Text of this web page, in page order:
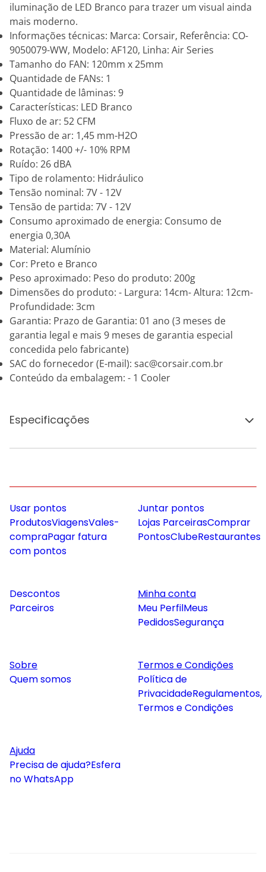
iluminação de LED Branco para trazer um visual ainda
mais moderno.
Informações técnicas: Marca: Corsair, Referência: CO-
9050079-WW, Modelo: AF120, Linha: Air Series
Tamanho do FAN: 120mm x 25mm
Quantidade de FANs: 1
Quantidade de lâminas: 9
Características: LED Branco
Fluxo de ar: 52 CFM
Pressão de ar: 1,45 mm-H2O
Rotação: 1400 +/- 10% RPM
Ruído: 26 dBA
Tipo de rolamento: Hidráulico
Tensão nominal: 7V - 12V
Tensão de partida: 7V - 12V
Consumo aproximado de energia: Consumo de
energia 0,30A
Material: Alumínio
Cor: Preto e Branco
Peso aproximado: Peso do produto: 200g
Dimensões do produto: - Largura: 14cm- Altura: 12cm-
Profundidade: 3cm
Garantia: Prazo de Garantia: 01 ano (3 meses de
garantia legal e mais 9 meses de garantia especial
concedida pelo fabricante)
SAC do fornecedor (E-mail): sac@corsair.com.br
Conteúdo da embalagem: - 1 Cooler
Especificações
Usar pontos
ProdutosViagensVales-
compraPagar fatura
com pontos
Juntar pontos
Lojas ParceirasComprar
PontosClubeRestaurantes
Descontos
Parceiros
Minha conta
Meu PerfilMeus
PedidosSegurança
Sobre
Quem somos
Termos e Condições
Política de
PrivacidadeRegulamentos,
Termos e Condições
Ajuda
Precisa de ajuda?Esfera
no WhatsApp